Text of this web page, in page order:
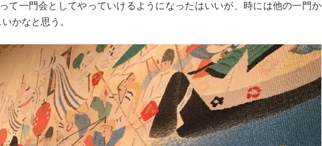
て一門会としてやっていけるようになったはいいが、時には他の一門か
かなと思う。